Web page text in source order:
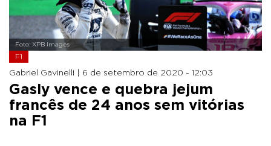
Foto: XPB Images
F1
Gabriel Gavinelli | 6 de setembro de 2020 - 12:03
Gasly vence e quebra jejum
francês de 24 anos sem vitórias
na F1